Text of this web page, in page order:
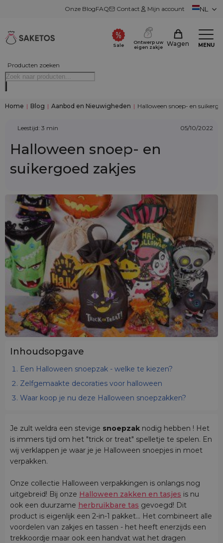
Onze BlogFAQ Contact Mijn account NL
Producten zoeken
Sale
Ontwerp uw
eigen zakje
Wagen MENU
Home | Blog | Aanbod en Nieuwigheden | Halloween snoep- en
Leestijd: 3 min 05/10/2022
Halloween snoep- en
suikergoed zakjes
Inhoudsopgave
Een Halloween snoepzak - welke te kiezen?
Zelfgemaakte decoraties voor halloween
Waar koop je nu deze Halloween snoepzakken?
Je zult weldra een stevige snoepzak nodig hebben ! Het
is immers tijd om het "trick or treat" spelletje te spelen. En
wij verklappen je waar je je Halloween snoepjes in moet
verpakken.
Onze collectie Halloween verpakkingen is onlangs nog
uitgebreid! Bij onze Halloween zakken en tasjes is nu
ook een duurzame herbruikbare tas gevoegd! Dit
product is eigenlijk een 2-in-1 pakket... Het combineert alle
voordelen van zakjes en tassen - het heeft enerzijds een
trekkoordje maar ook een handvat wat het dragen